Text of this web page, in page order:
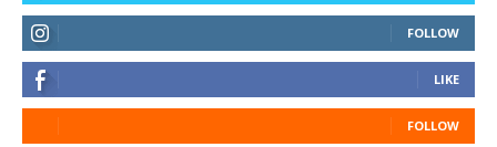
FOLLOW
LIKE
FOLLOW